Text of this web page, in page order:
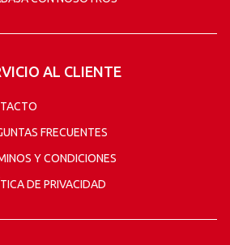
AL CLIENTE
FRECUENTES
Y CONDICIONES
DE PRIVACIDAD